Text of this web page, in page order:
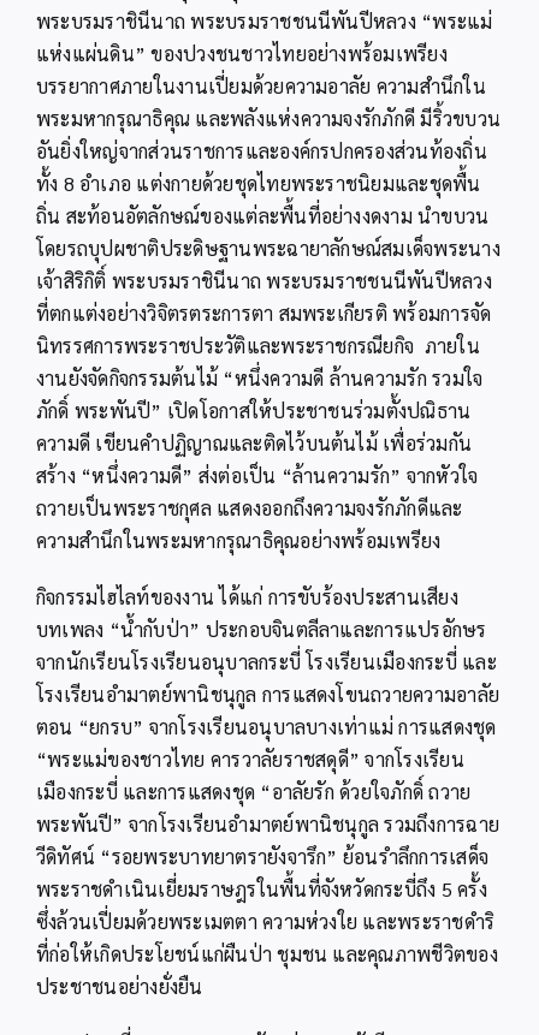
พระบรมราชินีนาถ พระบรมราชชนนีพันปีหลวง “พระแม่
แห่งแผ่นดิน” ของปวงชนชาวไทยอย่างพร้อมเพรียง
บรรยากาศภายในงานเปี่ยมด้วยความอาลัย ความสำนึกใน
พระมหากรุณาธิคุณ และพลังแห่งความจงรักภักดี มีริ้วขบวน
อันยิ่งใหญ่จากส่วนราชการและองค์กรปกครองส่วนท้องถิ่น
ทั้ง 8 อำเภอ แต่งกายด้วยชุดไทยพระราชนิยมและชุดพื้น
ถิ่น สะท้อนอัตลักษณ์ของแต่ละพื้นที่อย่างงดงาม นำขบวน
โดยรถบุปผชาติประดิษฐานพระฉายาลักษณ์สมเด็จพระนาง
เจ้าสิริกิติ์ พระบรมราชินีนาถ พระบรมราชชนนีพันปีหลวง
ที่ตกแต่งอย่างวิจิตรตระการตา สมพระเกียรติ พร้อมการจัด
นิทรรศการพระราชประวัติและพระราชกรณียกิจ ภายใน
งานยังจัดกิจกรรมต้นไม้ “หนึ่งความดี ล้านความรัก รวมใจ
ภักดิ์ พระพันปี” เปิดโอกาสให้ประชาชนร่วมตั้งปณิธาน
ความดี เขียนคำปฏิญาณและติดไว้บนต้นไม้ เพื่อร่วมกัน
สร้าง “หนึ่งความดี” ส่งต่อเป็น “ล้านความรัก” จากหัวใจ
ถวายเป็นพระราชกุศล แสดงออกถึงความจงรักภักดีและ
ความสำนึกในพระมหากรุณาธิคุณอย่างพร้อมเพรียง
กิจกรรมไฮไลท์ของงาน ได้แก่ การขับร้องประสานเสียง
บทเพลง “น้ำกับป่า” ประกอบจินตลีลาและการแปรอักษร
จากนักเรียนโรงเรียนอนุบาลกระบี่ โรงเรียนเมืองกระบี่ และ
โรงเรียนอำมาตย์พานิชนุกูล การแสดงโขนถวายความอาลัย
ตอน “ยกรบ” จากโรงเรียนอนุบาลบางเท่าแม่ การแสดงชุด
“พระแม่ของชาวไทย คารวาลัยราชสดุดี” จากโรงเรียน
เมืองกระบี่ และการแสดงชุด “อาลัยรัก ด้วยใจภักดิ์ ถวาย
พระพันปี” จากโรงเรียนอำมาตย์พานิชนุกูล รวมถึงการฉาย
วีดิทัศน์ “รอยพระบาทยาตรายังจารึก” ย้อนรำลึกการเสด็จ
พระราชดำเนินเยี่ยมราษฎรในพื้นที่จังหวัดกระบี่ถึง 5 ครั้ง
ซึ่งล้วนเปี่ยมด้วยพระเมตตา ความห่วงใย และพระราชดำริ
ที่ก่อให้เกิดประโยชน์แก่ผืนป่า ชุมชน และคุณภาพชีวิตของ
ประชาชนอย่างยั่งยืน